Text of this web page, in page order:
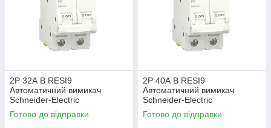
2P 32А B RESI9
Автоматичний вимикач
Schneider-Electric
двополюсний, R9F022332,
модульний Шнайдер автомат
Готово до відправки
2P 40А B RESI9
Автоматичний вимикач
Schneider-Electric
двополюсний, R9F02240,
модульний Шнайдер автомат
Готово до відправки